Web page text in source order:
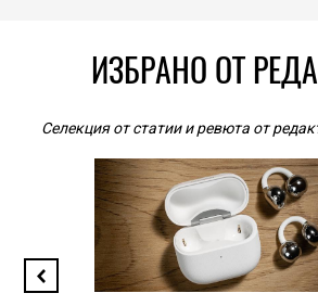
ИЗБРАНО ОТ
Селекция от статии и ревюта от